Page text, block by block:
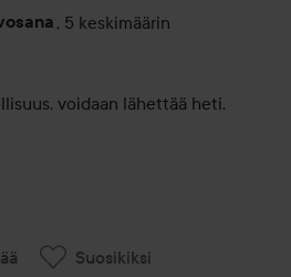
, 5 keskimäärin
voidaan lähettää heti.
Suosikiksi